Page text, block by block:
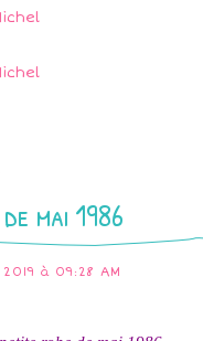
mai 1986
2019 à 09:28 AM